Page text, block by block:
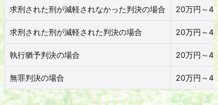
求刑された刑が減軽されなかった判決の場合 20万円～
求刑された刑が減軽された判決の場合 20万円～
執行猶予判決の場合 20万円～
無罪判決の場合 20万円～